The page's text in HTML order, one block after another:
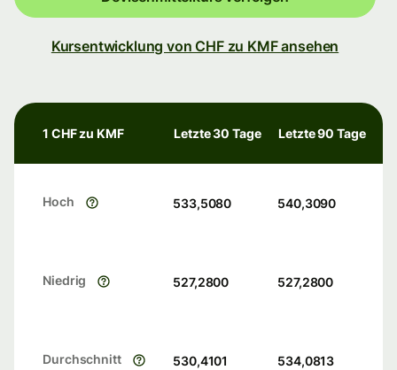
Kursentwicklung von CHF zu KMF ansehen
1 CHF zu KMF Letzte 30 Tage Letzte 90 Tage
Hoch 533,5080 540,3090
Niedrig 527,2800 527,2800
Durchschnitt 530,4101 534,0813